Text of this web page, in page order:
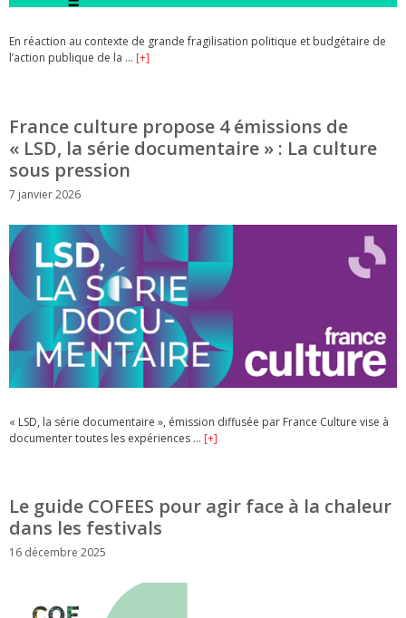
En réaction au contexte de grande fragilisation politique et budgétaire de
l’action publique de la … [+]
France culture propose 4 émissions de
« LSD, la série documentaire » : La culture
sous pression
7 janvier 2026
« LSD, la série documentaire », émission diffusée par France Culture vise à
documenter toutes les expériences … [+]
Le guide COFEES pour agir face à la chaleur
dans les festivals
16 décembre 2025